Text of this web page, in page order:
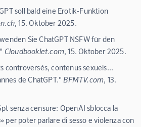
soll bald eine Erotik-Funktion
, 15. Oktober 2025.
Sie ChatGPT NSFW für den
Cloudbooklet.com, 15. Oktober 2025.
controversés, contenus sexuels...
de ChatGPT." BFMTV.com, 13.
senza censure: OpenAI sblocca la
per poter parlare di sesso e violenza con